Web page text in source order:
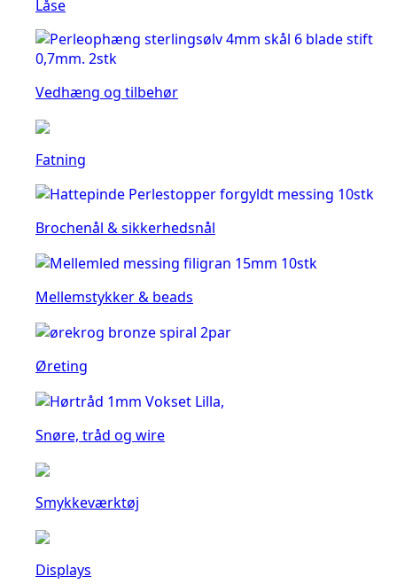
Låse
Vedhæng og tilbehør
Fatning
Brochenål & sikkerhedsnål
Mellemstykker & beads
Øreting
Snøre, tråd og wire
Smykkeværktøj
Displays